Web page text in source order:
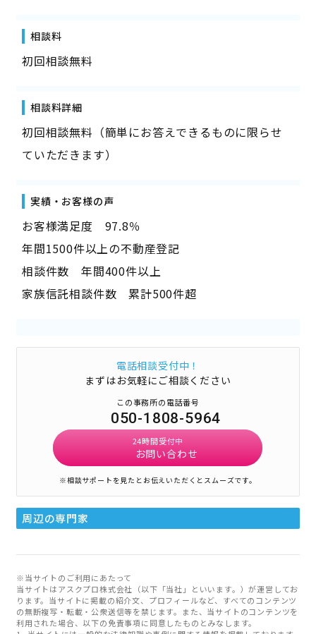
相談料
初回相談無料
相談料詳細
初回相談無料（簡単にお答えできるものに限らせ
ていただきます）
実績・お客様の声
お客様満足度 97.8％
年間1500件以上の不動産登記
相談件数 年間400件以上
家族信託相談件数 累計500件超
電話相談受付中！
まずはお気軽にご相談ください
この事務所の電話番号
050-1808-5964
24時間受付中
お問い合わせ
※相談サポートを見たとお伝えいただくとスムーズです。
周辺の専門家
※当サイトのご利用にあたって
当サイトはアスクプロ株式会社（以下「当社」といいます。）が運営してお
ります。当サイトに掲載の紹介文、プロフィールなど、すべてのコンテンツ
の無断複写・転載・公衆送信等を禁じます。また、当サイトのコンテンツを
利用された場合、以下の免責事項に同意したものとみなします。